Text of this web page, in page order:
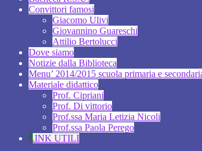
Convittori famosi
Giacomo Ulivi
Giovannino Guareschi
Attilio Bertolucci
Dove siamo
Notizie dalla Biblioteca
Menu’ 2014/2015 scuola primaria e
Materiale didattico
Prof. Cipriani
Prof. Di vittorio
Prof.ssa Maria Letizia Nicoli
Prof.ssa Paola Perego
LINK UTILI